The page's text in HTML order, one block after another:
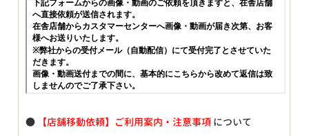
● 【店舗移動依頼】ご利用案内・注意事項 について